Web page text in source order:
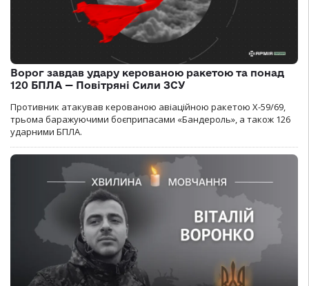
Ворог завдав удару керованою ракетою та понад
120 БПЛА — Повітряні Сили ЗСУ
Противник атакував керованою авіаційною ракетою Х-59/69,
трьома баражуючими боєприпасами «Бандероль», а також 126
ударними БПЛА.